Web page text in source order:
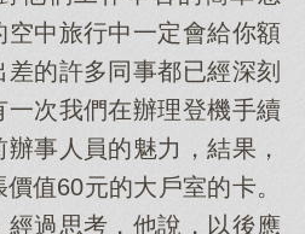
中旅行中一定會給你額
的許多同事都已經深刻
次我們在辦理登機手續
事人員的魅力，結果，
值60元的大戶室的卡。
過思考，他說，以後應